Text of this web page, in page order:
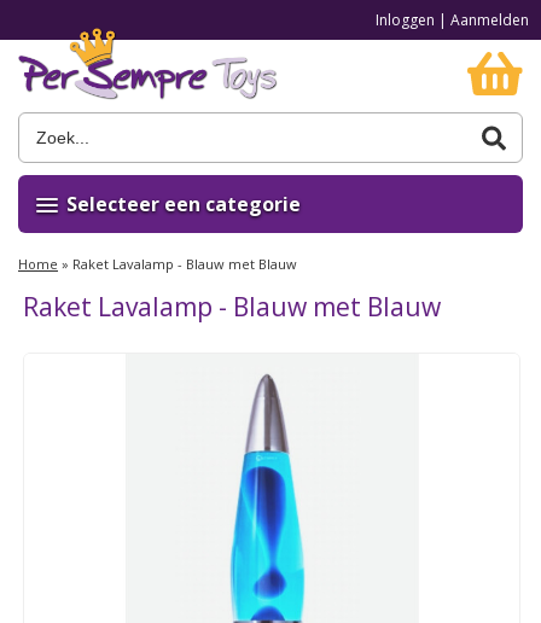
Inloggen | Aanmelden
Selecteer een categorie
Home » Raket Lavalamp - Blauw met Blauw
Raket Lavalamp - Blauw met Blauw